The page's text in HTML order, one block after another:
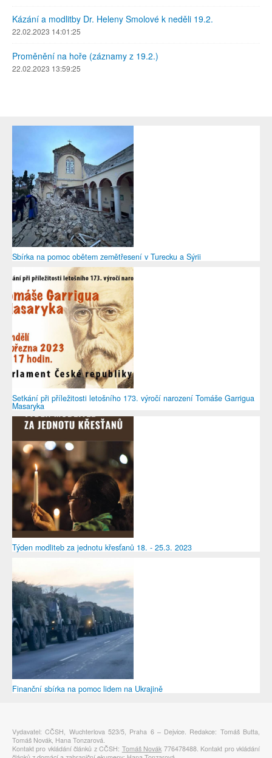
Kázání a modlitby Dr. Heleny Smolové k neděli 19.2.
22.02.2023 14:01:25
Proměnění na hoře (záznamy z 19.2.)
22.02.2023 13:59:25
Sbírka na pomoc obětem zemětřesení v Turecku a Sýrii
Setkání při příležitosti letošního 173. výročí narození Tomáše Garrigua
Masaryka
Týden modliteb za jednotu křesťanů 18. - 25.3. 2023
Finanční sbírka na pomoc lidem na Ukrajině
Vydavatel: CČSH, Wuchterlova 523/5, Praha 6 – Dejvice. Redakce: Tomáš Butta,
Tomáš Novák, Hana Tonzarová.
Kontakt pro vkládání článků z CČSH: Tomáš Novák 776478488. Kontakt pro vkládání